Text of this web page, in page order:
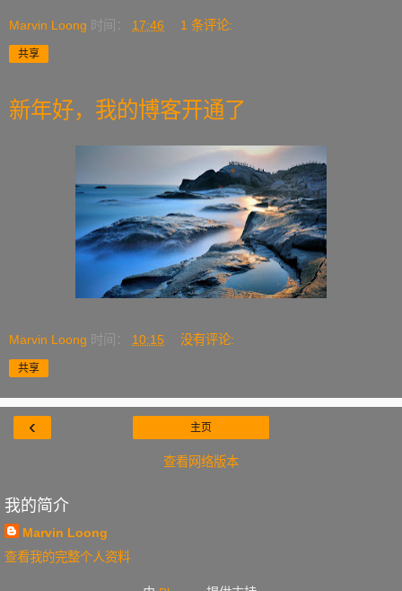
Marvin Loong 时间： 17:46 1 条评论:
共享
新年好，我的博客开通了
Marvin Loong 时间： 10:15 没有评论:
共享
‹ 主页
查看网络版本
我的简介
Marvin Loong
查看我的完整个人资料